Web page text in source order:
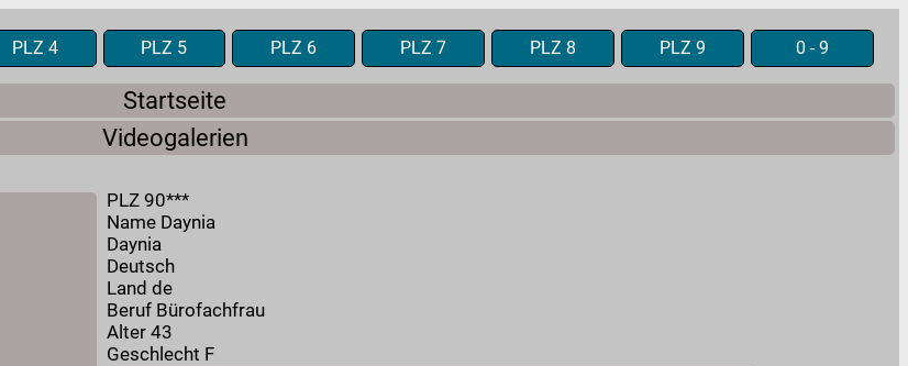
PLZ 4 PLZ 5 PLZ 6 PLZ 7 PLZ 8 PLZ 9 0 - 9
Startseite
Videogalerien
PLZ 90***
Name Daynia
Daynia
Deutsch
Land de
Beruf Bürofachfrau
Alter 43
Geschlecht F